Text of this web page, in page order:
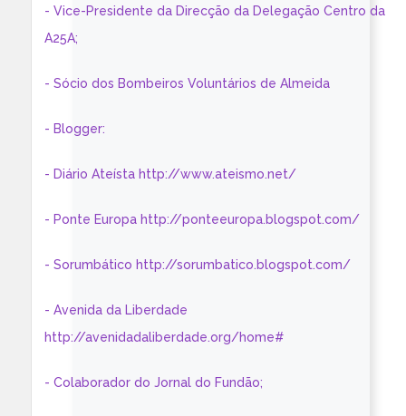
- Vice-Presidente da Direcção da Delegação Centro da
A25A;
- Sócio dos Bombeiros Voluntários de Almeida
- Blogger:
- Diário Ateísta http://www.ateismo.net/
- Ponte Europa http://ponteeuropa.blogspot.com/
- Sorumbático http://sorumbatico.blogspot.com/
- Avenida da Liberdade
http://avenidadaliberdade.org/home#
- Colaborador do Jornal do Fundão;